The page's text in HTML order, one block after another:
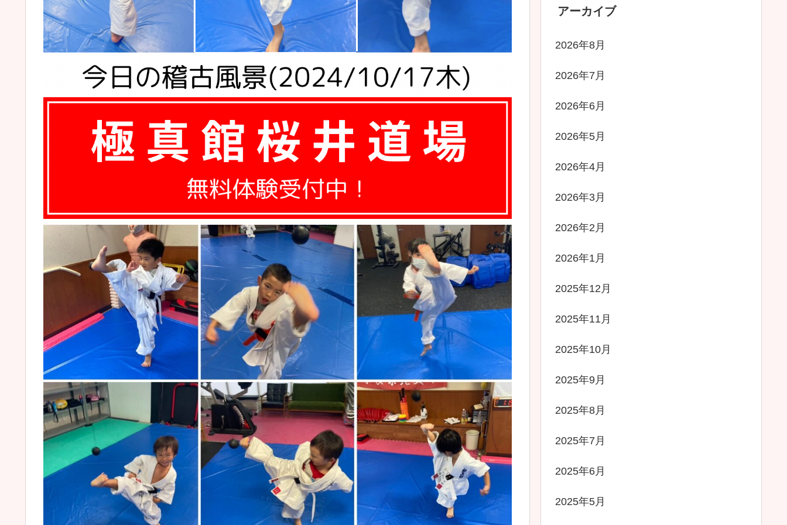
アーカイブ
2026年8月
2026年7月
2026年6月
2026年5月
2026年4月
2026年3月
2026年2月
2026年1月
2025年12月
2025年11月
2025年10月
2025年9月
2025年8月
2025年7月
2025年6月
2025年5月